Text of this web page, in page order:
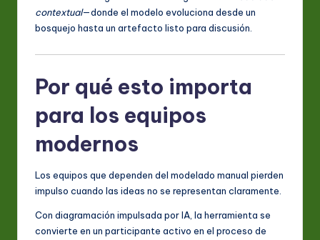
contextual—donde el modelo evoluciona desde un
bosquejo hasta un artefacto listo para discusión.
Por qué esto importa
para los equipos
modernos
Los equipos que dependen del modelado manual pierden
impulso cuando las ideas no se representan claramente.
Con diagramación impulsada por IA, la herramienta se
convierte en un participante activo en el proceso de